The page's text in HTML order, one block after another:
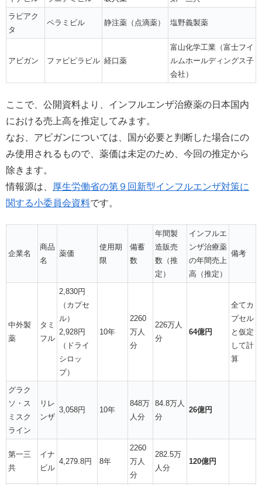
ラピアク
タ
ペラミビル 静注薬（点滴薬） 塩野義製薬
アビガン ファビピラビル 経口薬
富山化学工業（富士フイ
ルムホールディングス子
会社）
ここで、公開資料より、インフルエンザ治療薬の日本国内
における売上高を推定してみます。
なお、アビガンについては、国が必要と判断した場合にの
み使用されるもので、薬価は未定のため、今回の推定から
除きます。
情報源は、
厚生労働省の第９回新型インフルエンザ対策に
関する小委員会資料です。
企業名
商品
名
薬価
使用期
限
備蓄
数
年間製
造販売
数（推
定）
インフルエ
ンザ治療薬
の年間売上
高（推定）
備考
中外製
薬
タミ
フル
2,830円
（カプセ
ル）
2,928円
（ドライ
シロッ
プ）
10年
2260
万人
分
226万人
分
64億円
全てカ
プセル
と仮定
して計
算
グラク
ソ・ス
ミスク
ライン
リレ
ンザ
3,058円 10年
848万
人分
84.8万人
分
26億円
第一三
共
イナ
ビル
4,279.8円 8年
2260
万人
分
282.5万
人分
120億円